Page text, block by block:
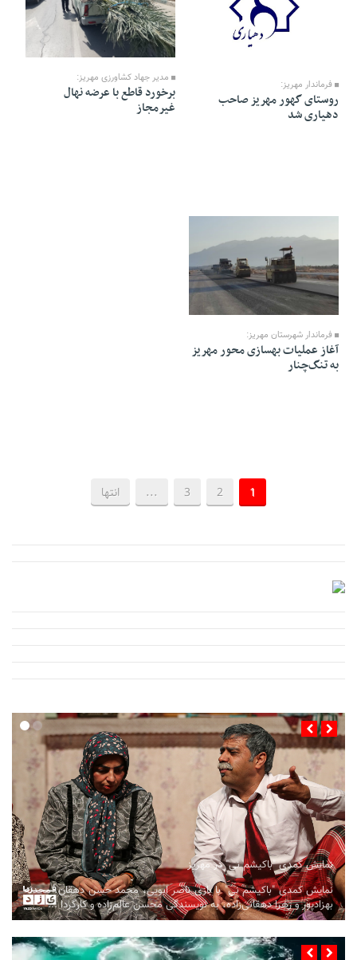
فرماندار مهریز:
روستای گهور مهریز صاحب
دهیاری شد
07 Esfand 1404 - 14:17
مدیر جهاد کشاورزی مهریز:
برخورد قاطع با عرضه نهال
غیرمجاز
فرماندار شهرستان مهریز:
آغاز عملیات بهسازی محور مهریز
به تنگ‌چنار
1
2
3
... انتها
نمایش کمدی "باکیشم نی" در مهریز
نمایش کمدی "باکیشم نی" با بازی ناصر ابویی، محمد حسن دهقان، محدثه
بهزادپور و زهرا دهقانی‌زاده، به نویسندگی محسن عالم‌زاده و کارگردا ...